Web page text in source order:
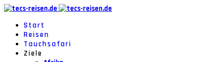
Start
Reisen
Tauchsafari
Ziele